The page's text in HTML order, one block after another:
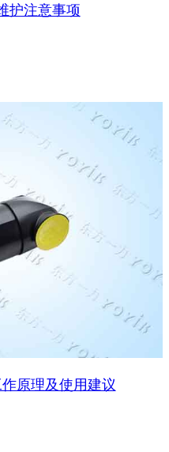
护注意事项
原理及使用建议